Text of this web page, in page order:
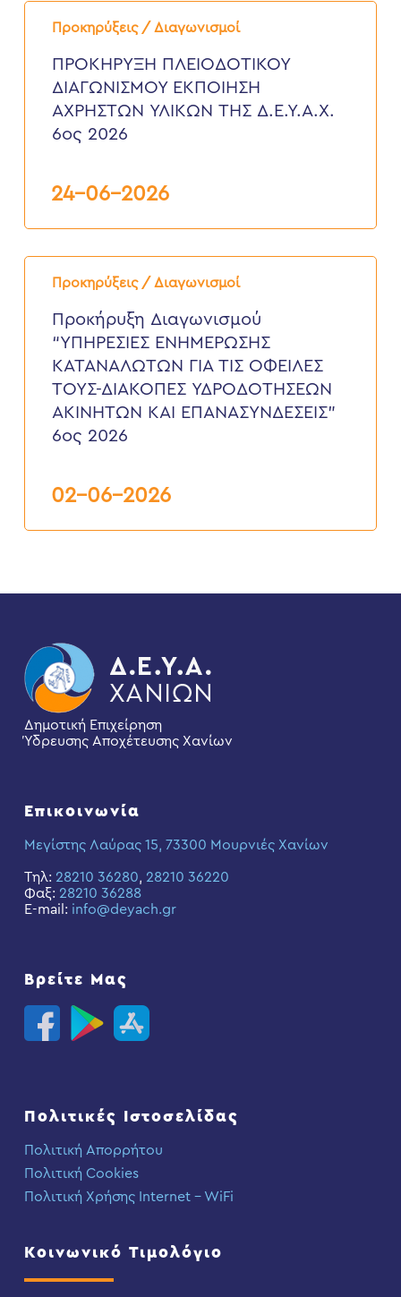
Προκηρύξεις / Διαγωνισμοί
ΠΡΟΚΗΡΥΞΗ
ΠΛΕΙΟΔΟΤΙΚΟΥ
ΕΚΠΟΙΗΣΗ
ΑΧΡΗΣΤΩΝ
ΥΛΙΚΩΝ
Δ.Ε.Υ.Α.Χ.
ΠΡΟΚΗΡΥΞΗ ΠΛΕΙΟΔΟΤΙΚΟΥ
ΔΙΑΓΩΝΙΣΜΟΥ ΕΚΠΟΙΗΣΗ
ΑΧΡΗΣΤΩΝ ΥΛΙΚΩΝ ΤΗΣ Δ.Ε.Υ.Α.Χ.
6ος 2026
24-06-2026
Προκηρύξεις / Διαγωνισμοί
Προκήρυξη
Διαγωνισμού
ΕΝΗΜΕΡΩΣΗΣ
ΚΑΤΑΝΑΛΩΤΩΝ
ΟΦΕΙΛΕΣ
ΤΟΥΣ-
ΔΙΑΚΟΠΕΣ
ΑΚΙΝΗΤΩΝ
2026
Προκήρυξη Διαγωνισμού
“ΥΠΗΡΕΣΙΕΣ ΕΝΗΜΕΡΩΣΗΣ
ΚΑΤΑΝΑΛΩΤΩΝ ΓΙΑ ΤΙΣ ΟΦΕΙΛΕΣ
ΤΟΥΣ-ΔΙΑΚΟΠΕΣ ΥΔΡΟΔΟΤΗΣΕΩΝ
ΑΚΙΝΗΤΩΝ ΚΑΙ ΕΠΑΝΑΣΥΝΔΕΣΕΙΣ”
6ος 2026
02-06-2026
Δημοτική Επιχείρηση
Ύδρευσης Αποχέτευσης Χανίων
Επικοινωνία
Μεγίστης Λαύρας 15, 73300 Μουρνιές Χανίων
Τηλ: 28210 36280, 28210 36220
Φαξ: 28210 36288
E-mail: info@deyach.gr
Βρείτε Μας
Πολιτικές Ιστοσελίδας
Πολιτική Απορρήτου
Πολιτική Cookies
Πολιτική Χρήσης Internet – WiFi
Κοινωνικό Τιμολόγιο